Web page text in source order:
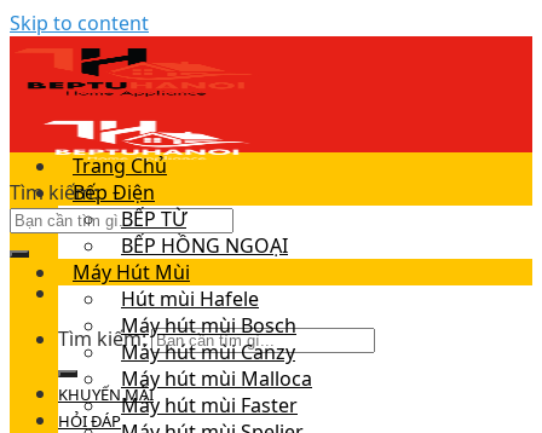
Skip to content
Tìm kiếm:
Tìm kiếm:
KHUYẾN MÃI
HỎI ĐÁP
Trang Chủ
Bếp Điện
BẾP TỪ
BẾP HỒNG NGOẠI
Máy Hút Mùi
Hút mùi Hafele
Máy hút mùi Bosch
Máy hút mùi Canzy
Máy hút mùi Malloca
Máy hút mùi Faster